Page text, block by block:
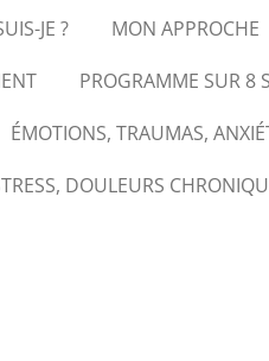
JE ? MON APPROCHE
PROGRAMME SUR 8
ÉMOTIONS, TRAUMAS,
DOULEURS